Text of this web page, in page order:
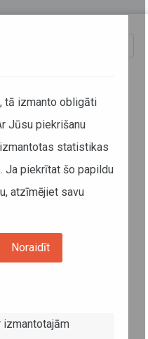
uz Austrijas robežas ar
tā izmanto obligāti
Jūsu piekrišanu
statistikas
Ja piekrītat šo papildu
atzīmējiet savu
Noraidīt
izmantotajām